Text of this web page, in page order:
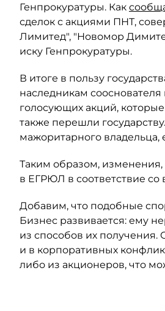
Генпрокуратуры. Как
сделок с акциями ПНТ,
Лимитед", "Новомор
иску Генпрокуратуры.
В итоге в пользу
наследникам
голосующих акций,
также перешли
мажоритарного владельца,
Таким образом,
в ЕГРЮЛ в соответствие
Добавим, что подобные
Бизнес развивается: ему
из способов их получения.
и в корпоративных
либо из акционеров, что